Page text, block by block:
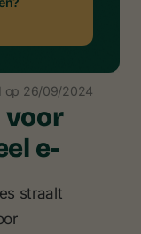
op 26/09/2024
voor
e-
straalt